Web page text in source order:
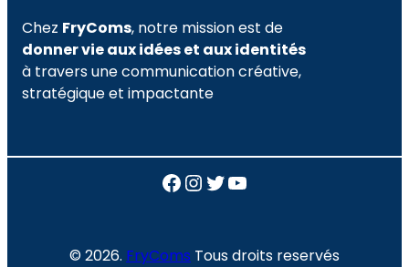
Chez FryComs, notre mission est de
donner vie aux idées et aux identités
à travers une communication créative,
stratégique et impactante
Facebook
Instagram
Twitter
YouTube
© 2026. FryComs Tous droits reservés